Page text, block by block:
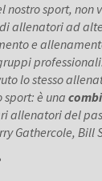
nostro sport, non
ad
e
lo stesso
sport: è una
allenatori del
Gathercole, Bill